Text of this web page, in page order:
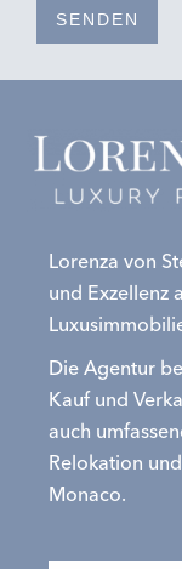
SENDEN
Lorenza von
und Exzellenz
Die Agentur
Kauf und
auch
Relokation
Monaco.